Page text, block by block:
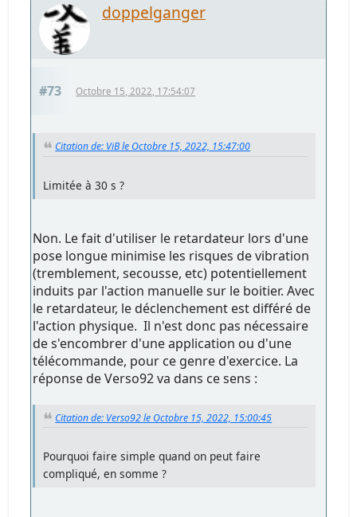
doppelganger
#73 Octobre 15, 2022, 17:54:07
Citation de: ViB le Octobre 15, 2022, 15:47:00
Limitée à 30 s ?
Non. Le fait d'utiliser le retardateur lors d'une
pose longue minimise les risques de vibration
(tremblement, secousse, etc) potentiellement
induits par l'action manuelle sur le boitier. Avec
le retardateur, le déclenchement est différé de
l'action physique. Il n'est donc pas nécessaire
de s'encombrer d'une application ou d'une
télécommande, pour ce genre d'exercice. La
réponse de Verso92 va dans ce sens :
Citation de: Verso92 le Octobre 15, 2022, 15:00:45
Pourquoi faire simple quand on peut faire
compliqué, en somme ?